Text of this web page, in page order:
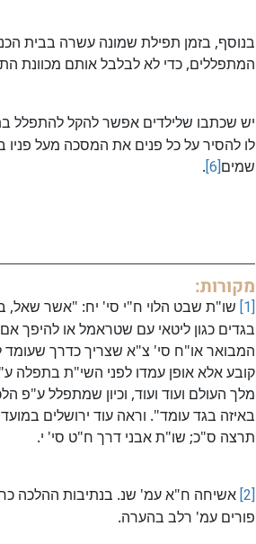
בנוסף, בזמן תפילת שמונה עשרה בבית
המתפללים, כדי לא לבלבל אותם מכוונת
יש שכתבו שלילדים אפשר להקל להתפלל
לו להסיר על כל פנים את המסכה מעל
שמים[6]
.
מקורות:
[1]
שו"ת שבט הלוי ח"י סי' יח: "אשר שאל,
בגדים כגון ליטאי עם שטראמל או להיפך
המבואר או"ח סי' צ"א שצריך כדרך שעומד
קובע אלא אופן עמדו לפני השי"ת בתפלה
מלך העולם ועוד ועוד, וכיון שמתפלל ע"פ
תרצה ס"כ; שו"ת אבני דרך ח"ט סי' י.
[2]
פורים עמ' רלב בהערה.